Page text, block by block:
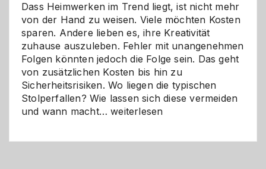
Dass Heimwerken im Trend liegt, ist nicht mehr
von der Hand zu weisen. Viele möchten Kosten
sparen. Andere lieben es, ihre Kreativität
zuhause auszuleben. Fehler mit unangenehmen
Folgen könnten jedoch die Folge sein. Das geht
von zusätzlichen Kosten bis hin zu
Sicherheitsrisiken. Wo liegen die typischen
Stolperfallen? Wie lassen sich diese vermeiden
und wann macht…Selber
weiterlesen